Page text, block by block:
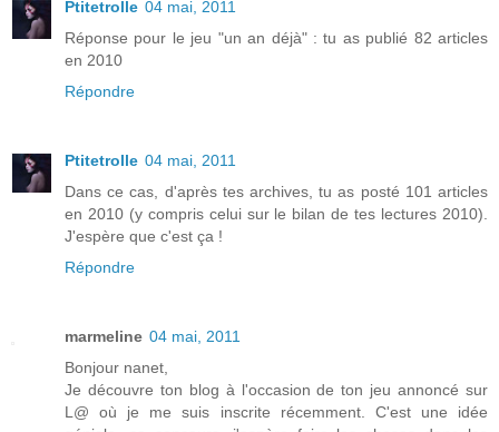
Ptitetrolle 04 mai, 2011
Réponse pour le jeu "un an déjà" : tu as publié 82 articles
en 2010
Répondre
Ptitetrolle 04 mai, 2011
Dans ce cas, d'après tes archives, tu as posté 101 articles
en 2010 (y compris celui sur le bilan de tes lectures 2010).
J'espère que c'est ça !
Répondre
marmeline 04 mai, 2011
Bonjour nanet,
Je découvre ton blog à l'occasion de ton jeu annoncé sur
L@ où je me suis inscrite récemment. C'est une idée